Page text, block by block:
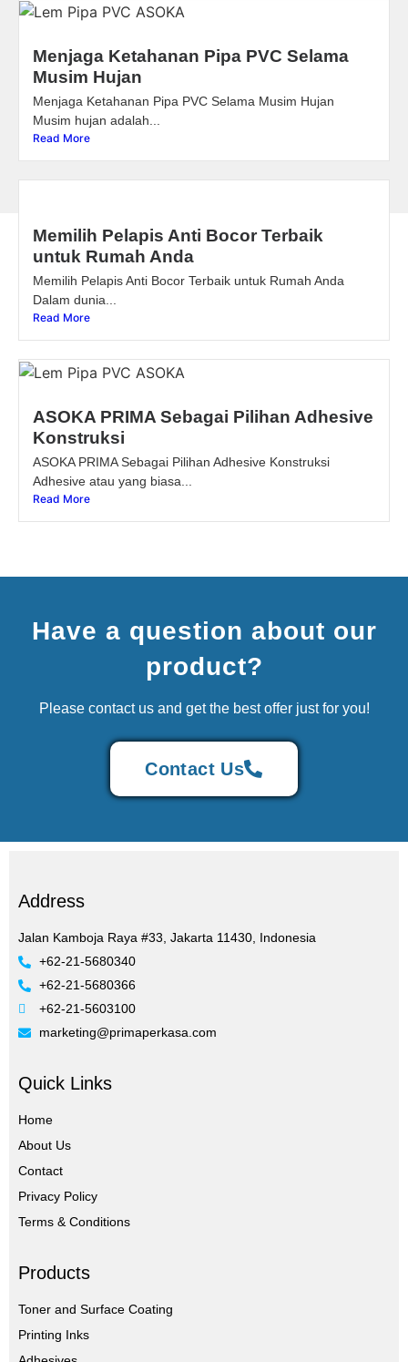
Menjaga Ketahanan Pipa PVC Selama
Musim Hujan
Menjaga Ketahanan Pipa PVC Selama Musim Hujan
Musim hujan adalah...
Read More
Memilih Pelapis Anti Bocor Terbaik
untuk Rumah Anda
Memilih Pelapis Anti Bocor Terbaik untuk Rumah Anda
Dalam dunia...
Read More
ASOKA PRIMA Sebagai Pilihan Adhesive
Konstruksi
ASOKA PRIMA Sebagai Pilihan Adhesive Konstruksi
Adhesive atau yang biasa...
Read More
Have a question about our
product?
Please contact us and get the best offer just for you!
Contact Us
Address
Jalan Kamboja Raya #33, Jakarta 11430, Indonesia
+62-21-5680340
+62-21-5680366
+62-21-5603100
marketing@primaperkasa.com
Quick Links
Home
About Us
Contact
Privacy Policy
Terms & Conditions
Products
Toner and Surface Coating
Printing Inks